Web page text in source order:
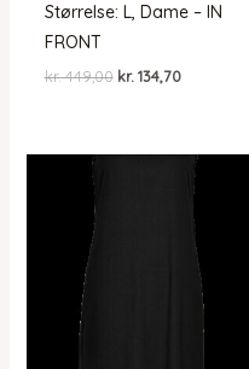
Størrelse: L, Dame – IN
FRONT
kr.449,00 Den
kr. 449,00.
kr.134,70Den
kr. 134,70.